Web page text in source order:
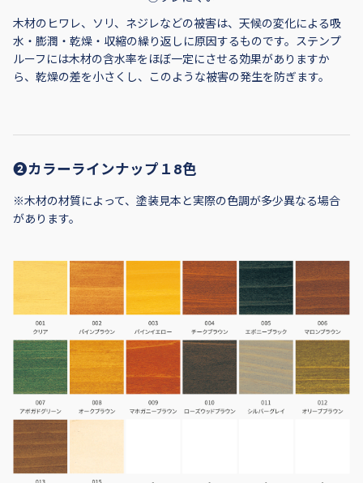
木材のヒワレ、ソリ、ネジレなどの被害は、天候の変化による吸
水・膨潤・乾燥・収縮の繰り返しに原因するものです。ステンプ
ルーフには木材の含水率をほぼ一定にさせる効果がありますか
ら、乾燥の差を小さくし、このような被害の発生を防ぎます。
❷カラーラインナップ１8色
※木材の材質によって、塗装見本と実際の色調が多少異なる場合
があります。